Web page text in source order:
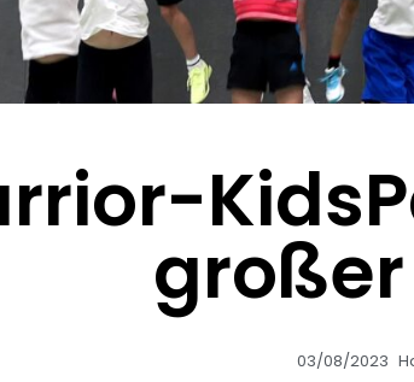
03/08/2023